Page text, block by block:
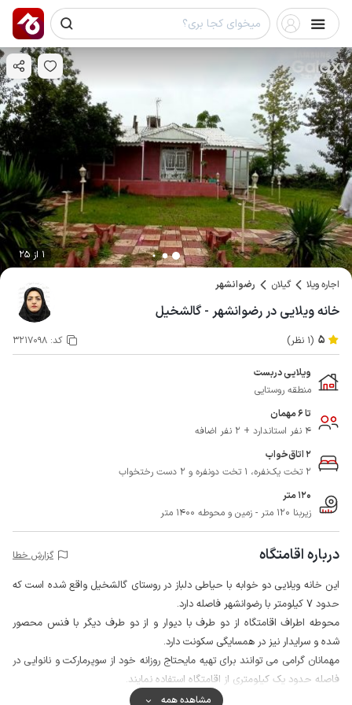
1 از 25
اجاره ویلا گیلان رضوانشهر
خانه ویلایی در رضوانشهر - گالشخیل
5 (1 نظر) کد: 3217098
ویلایی دربست
منطقه روستایی
تا 6 مهمان
4 نفر استاندارد + 2 نفر اضافه
2 اتاق‌خواب
2 تخت یک‌نفره، 1 تخت دونفره و 2 دست رختخواب
120 متر
زیربنا 120 متر - زمین و محوطه 1400 متر
درباره اقامتگاه گزارش خطا
این خانه ویلایی دو خوابه با حیاطی دلباز در روستای گالشخیل واقع شده است که
حدود 7 کیلومتر با رضوانشهر فاصله دارد.
محوطه اطراف اقامتگاه از دو طرف با دیوار و از دو طرف دیگر با فنس محصور
شده و سرایدار نیز در همسایگی سکونت دارد.
مهمانان گرامی می توانند برای تهیه مایحتاج روزانه خود از سوپرمارکت و نانوایی در
فاصله حدود یک کیلومتری از اقامتگاه استفاده نمایند.
لطفا توجه داشته باشید آب مصرفی این خانه از چاه تامین می گردد که کیفیت
مشاهده همه